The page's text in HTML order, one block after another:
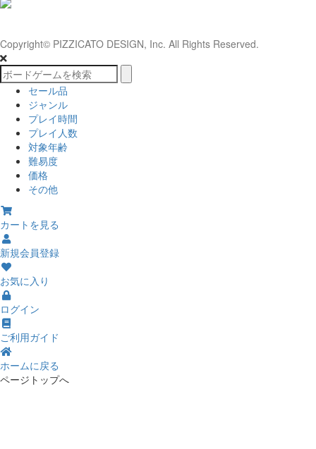
Copyright© PIZZICATO DESIGN, Inc. All Rights Reserved.
セール品
ジャンル
プレイ時間
プレイ人数
対象年齢
難易度
価格
その他
カートを見る
新規会員登録
お気に入り
ログイン
ご利用ガイド
ホームに戻る
ページトップへ